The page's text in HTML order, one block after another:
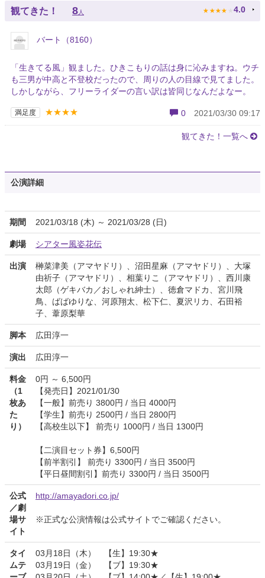
観てきた！ 8 人 ★ ★ ★ ★ ★ 4.0
バート（8160）
「生きてる風」観ました。ひきこもりの話は身に沁みますね。ウチ
も三男が中高と不登校だったので、周りの人の目線で見てました。
しかしながら、フリーライダーの言い訳は皆同じなんだよなー。
満足度 ★★★★ 0 2021/03/30 09:17
観てきた！一覧へ
公演詳細
期間 2021/03/18 (木) ～ 2021/03/28 (日)
劇場 シアター風姿花伝
出演
榊菜津美（アマヤドリ）、沼田星麻（アマヤドリ）、大塚
由祈子（アマヤドリ）、相葉りこ（アマヤドリ）、西川康
太郎（ゲキバカ／おしゃれ紳士）、徳倉マドカ、宮川飛
鳥、ばばゆりな、河原翔太、松下仁、夏沢リカ、石田裕
子、葦原梨華
脚本 広田淳一
演出 広田淳一
料金
（1
枚あ
た
り）
0円 ～ 6,500円
【発売日】2021/01/30
【一般】前売り 3800円 / 当日 4000円
【学生】前売り 2500円 / 当日 2800円
【高校生以下】 前売り 1000円 / 当日 1300円
【二演目セット券】6,500円
【前半割引】 前売り 3300円 / 当日 3500円
【平日昼間割引】前売り 3300円 / 当日 3500円
公式
／劇
場サ
イト
http://amayadori.co.jp/
※正式な公演情報は公式サイトでご確認ください。
タイ
ムテ
03月18日（木） 【生】19:30★
03月19日（金） 【ブ】19:30★